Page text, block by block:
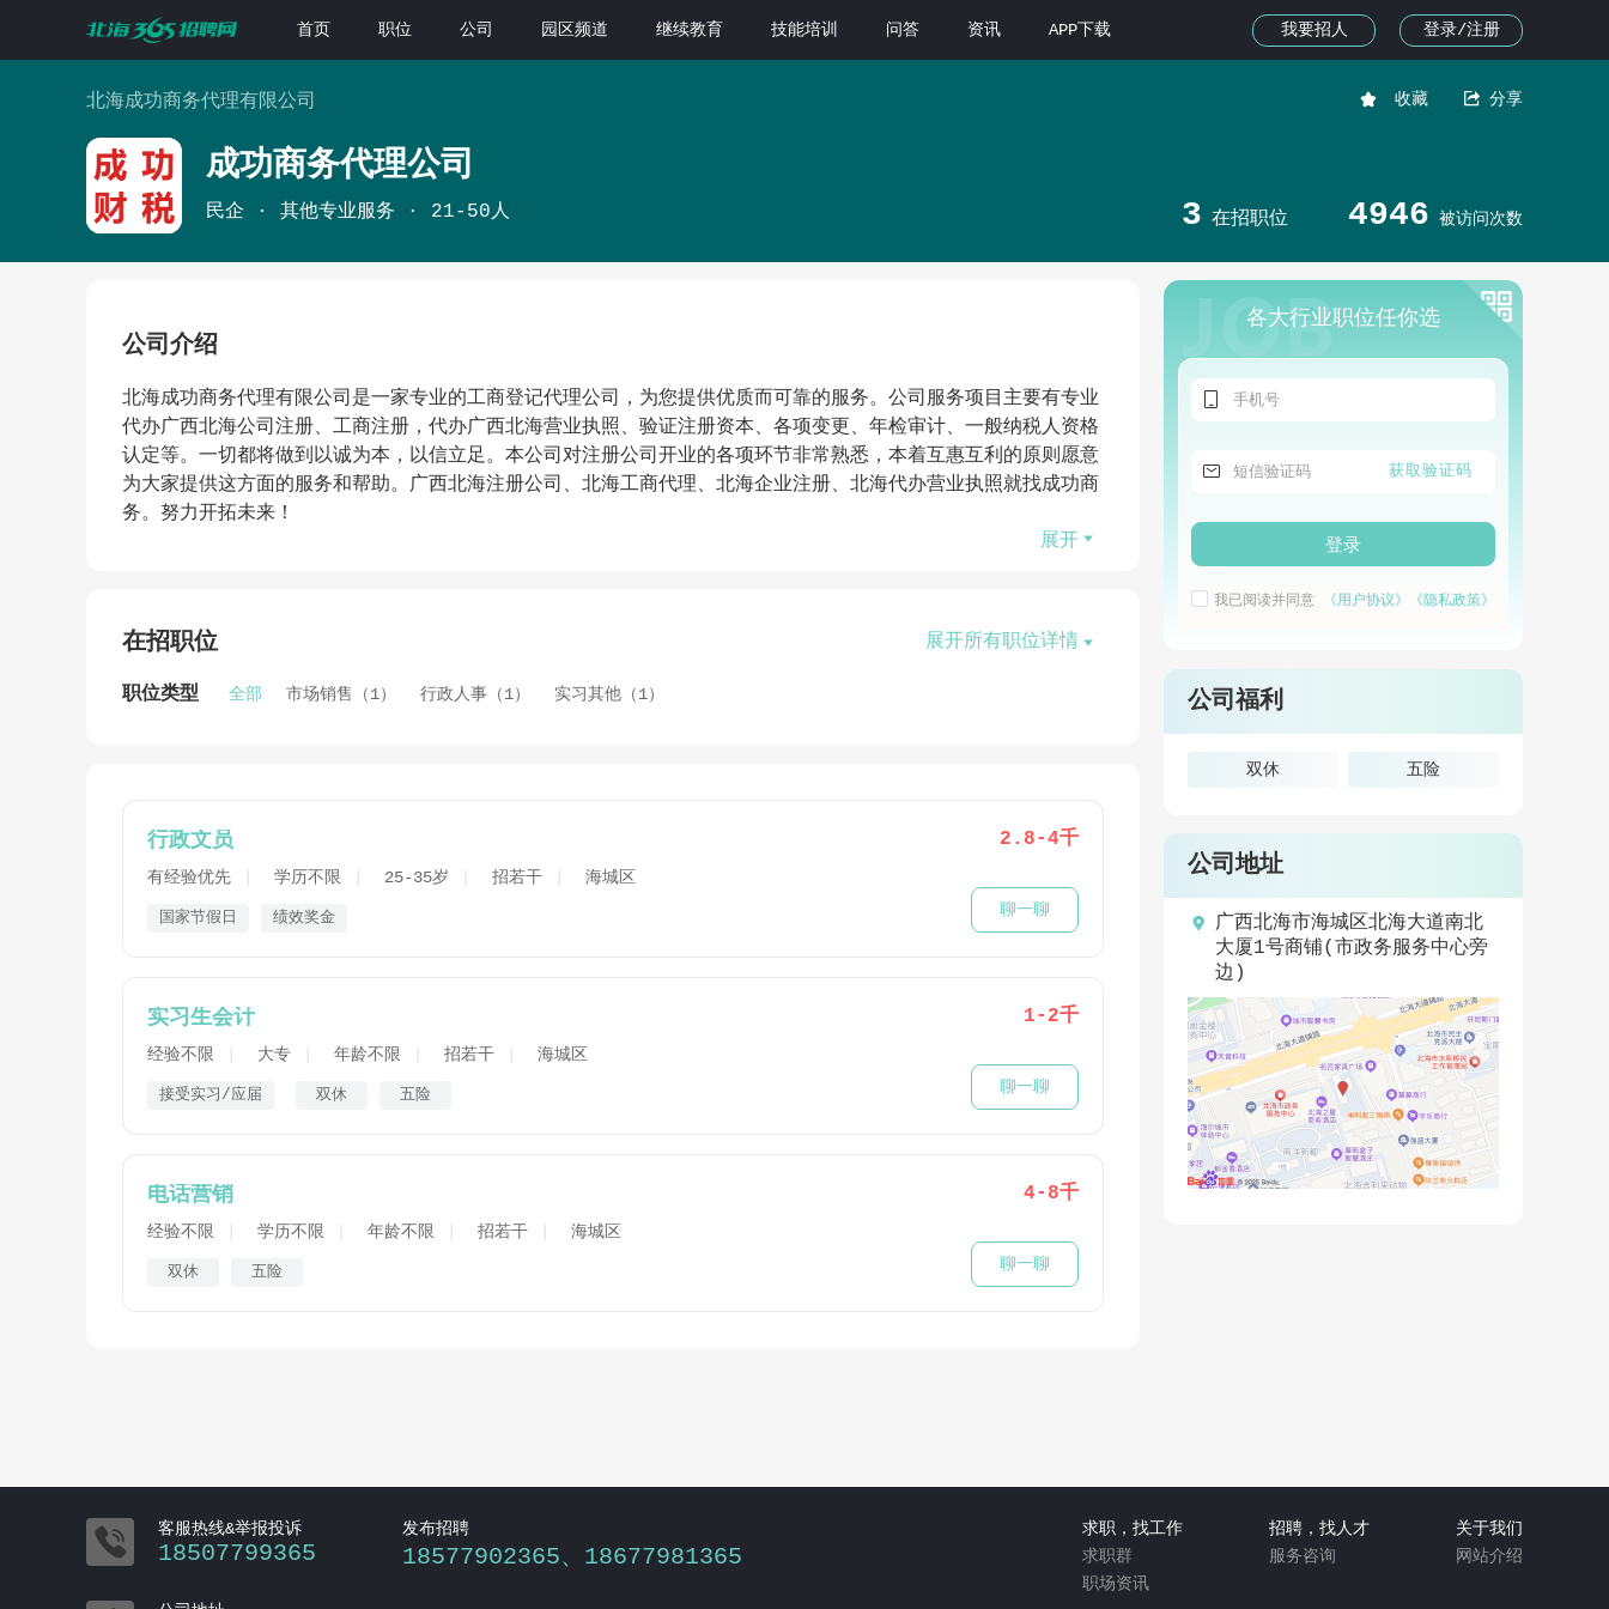
首页 职位 公司 园区频道 继续教育 技能培训 问答 资讯 APP下载 我要招人 登录/注册
北海成功商务代理有限公司  收藏  分享
成功商务代理公司
民企 其他专业服务 21-50人 3 在招职位 4946 被访问次数
公司介绍
北海成功商务代理有限公司是一家专业的工商登记代理公司，为您提供优质而可靠的服务。公司服务项目主要有专业
代办广西北海公司注册、工商注册，代办广西北海营业执照、验证注册资本、各项变更、年检审计、一般纳税人资格
认定等。一切都将做到以诚为本，以信立足。本公司对注册公司开业的各项环节非常熟悉，本着互惠互利的原则愿意
为大家提供这方面的服务和帮助。广西北海注册公司、北海工商代理、北海企业注册、北海代办营业执照就找成功商
务。努力开拓未来！
展开 
在招职位 展开所有职位详情 
职位类型 全部 市场销售（1） 行政人事（1） 实习其他（1）
行政文员
有经验优先 学历不限 25-35岁 招若干 海城区
国家节假日 绩效奖金
2.8-4千
聊一聊
实习生会计
经验不限 大专 年龄不限 招若干 海城区
接受实习/应届 双休 五险
1-2千
聊一聊
电话营销
经验不限 学历不限 年龄不限 招若干 海城区
双休 五险
4-8千
聊一聊
各大行业职位任你选

 获取验证码
登录
我已阅读并同意 《用户协议》 《隐私政策》
公司福利
双休 五险
公司地址
 广西北海市海城区北海大道南北
大厦1号商铺(市政务服务中心旁
边)
 客服热线&举报投诉
18507799365
发布招聘
18577902365、18677981365
求职，找工作
求职群
职场资讯
招聘，找人才
服务咨询
关于我们
网站介绍